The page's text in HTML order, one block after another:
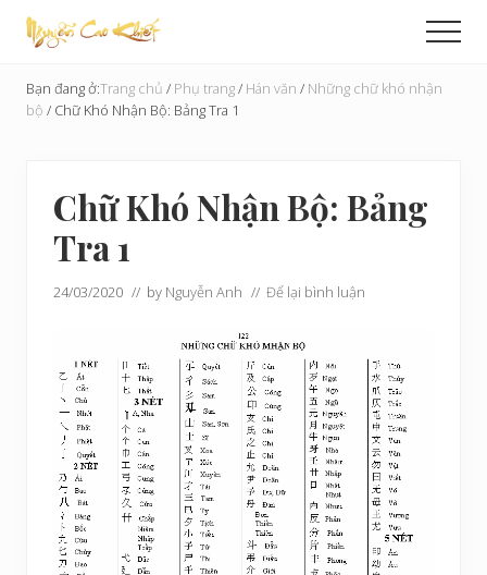
Menu
Skip
content
qua
sidebar
Tạo
Hoàn
Cầu
Bạn đang ở:Trang chủ / Phụ trang/ Hán văn / Những chữ khó nhận
bộ / Chữ Khó Nhận Bộ: Bảng Tra 1
Chữ Khó Nhận Bộ: Bảng
Tra 1
24/03/2020 // by Nguyễn Anh // Để lại bình luận